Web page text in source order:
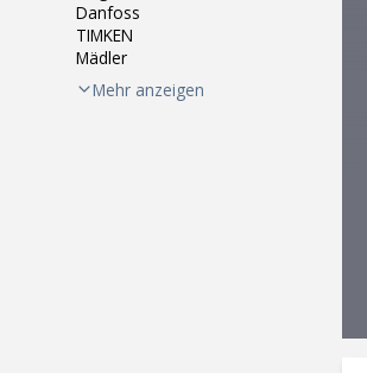
Danfoss
TIMKEN
Mädler
Mehr anzeigen